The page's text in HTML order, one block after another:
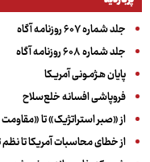
جلد شماره ۶۰۷ روزنامه آگاه
جلد شماره ۶۰۸ روزنامه آگاه
پایان هـژمـونی آمریـکا
فروپاشی افسانه خلع‌سلاح
از «صبر استراتژیک» تا
از خطای محاسبات آمریکا تا نظم